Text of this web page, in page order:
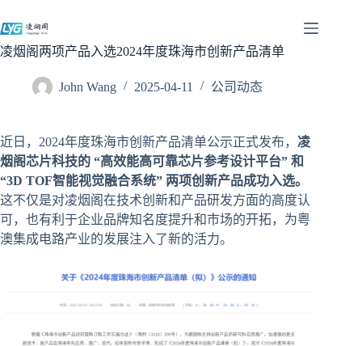
过
内
凌烟阁两项产品入选2024年度珠海市创新产品清单
John Wang 2025-04-11 公司动态
近日，2024年度珠海市创新产品清单公示正式发布， 凌
烟阁芯片科技的 “高效能高可靠芯片参考设计平台” 和
“3D TOF智能视觉融合系统” 两项创新产品成功入选。
这不仅是对凌烟阁在技术创新和产品研发方面的高度认
可，也有利于企业品牌知名度提升和市场的开拓，为粤
澳集成电路产业的发展注入了新的活力。